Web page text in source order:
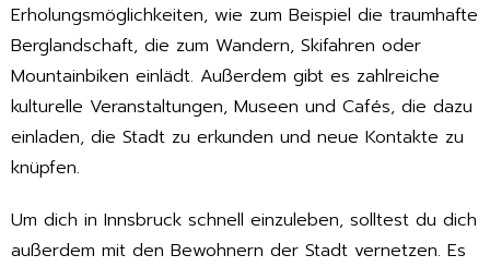
Erholungsmöglichkeiten, wie zum Beispiel die traumhafte
Berglandschaft, die zum Wandern, Skifahren oder
Mountainbiken einlädt. Außerdem gibt es zahlreiche
kulturelle Veranstaltungen, Museen und Cafés, die dazu
einladen, die Stadt zu erkunden und neue Kontakte zu
knüpfen.
Um dich in Innsbruck schnell einzuleben, solltest du dich
außerdem mit den Bewohnern der Stadt vernetzen. Es